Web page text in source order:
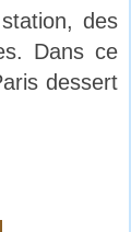
des
Dans ce
dessert